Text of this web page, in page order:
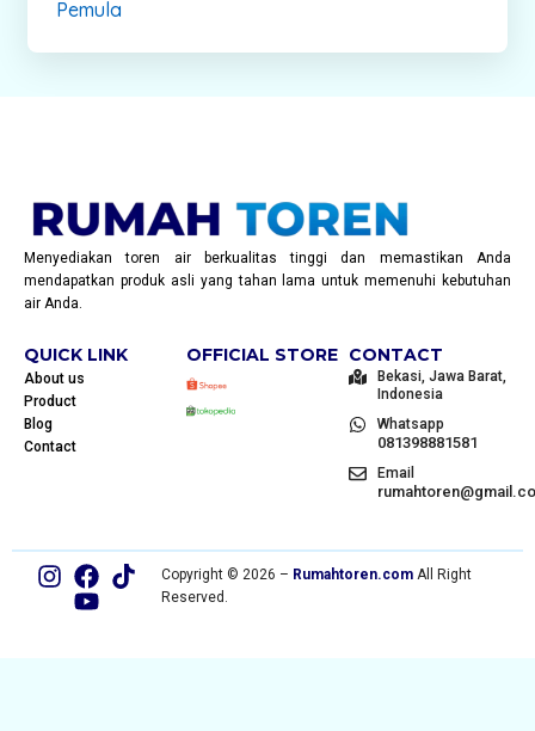
Pemula
Menyediakan toren air berkualitas tinggi dan memastikan Anda
mendapatkan produk asli yang tahan lama untuk memenuhi kebutuhan
air Anda.
QUICK LINK
About us
Product
Blog
Contact
OFFICIAL STORE CONTACT
Bekasi, Jawa Barat,
Indonesia
Whatsapp
081398881581
Email
Copyright © 2026 – Rumahtoren.comAll Right
Reserved.